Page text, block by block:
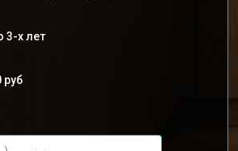
3-х лет
руб